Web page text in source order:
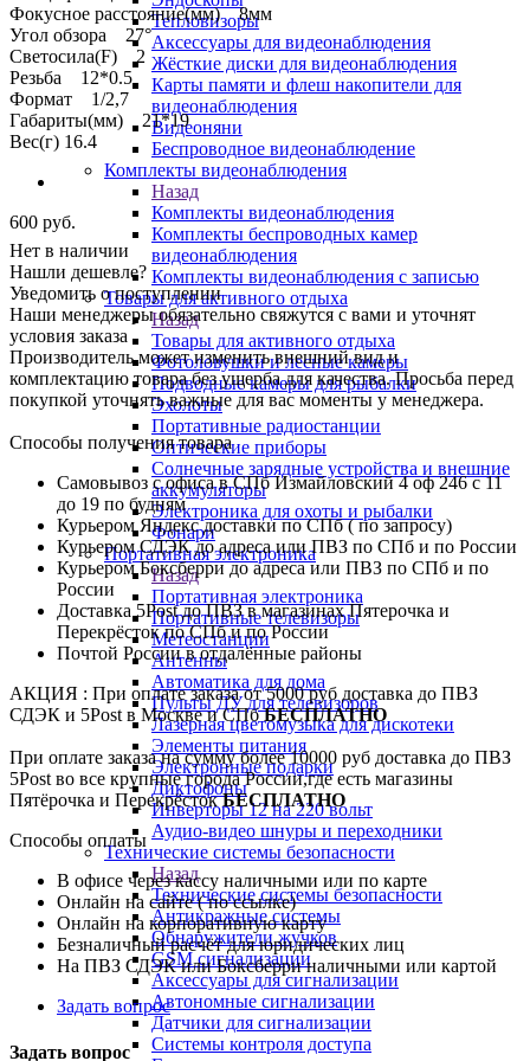
Тепловизоры
Аксессуары для видеонаблюдения
Жёсткие диски для видеонаблюдения
Карты памяти и флеш накопители для
видеонаблюдения
Видеоняни
Беспроводное видеонаблюдение
Комплекты видеонаблюдения
Назад
Комплекты видеонаблюдения
Комплекты беспроводных камер
видеонаблюдения
Комплекты видеонаблюдения с записью
Товары для активного отдыха
Назад
Товары для активного отдыха
Фотоловушки и лесные камеры
Подводные камеры для рыбалки
Эхолоты
Портативные радиостанции
Оптические приборы
Солнечные зарядные устройства и внешние
аккумуляторы
Электроника для охоты и рыбалки
Фонари
Портативная электроника
Назад
Портативная электроника
Портативные телевизоры
Метеостанции
Антенны
Автоматика для дома
Пульты ДУ для телевизоров
Лазерная цветомузыка для дискотеки
Элементы питания
Электронные подарки
Диктофоны
Инверторы 12 на 220 вольт
Аудио-видео шнуры и переходники
Технические системы безопасности
Назад
Технические системы безопасности
Антикражные системы
Обнаружители жучков
GSM сигнализации
Аксессуары для сигнализации
Автономные сигнализации
Датчики для сигнализации
Системы контроля доступа
Фокусное расстояние(мм) 8мм
Угол обзора 27°
Светосила(F) 2
Резьба 12*0.5
Формат 1/2,7
Габариты(мм) 21*19
Вес(г) 16.4
600 руб.
Нет в наличии
Нашли дешевле?
Уведомить о поступлении
Наши менеджеры обязательно свяжутся с вами и уточнят
условия заказа
Производитель может изменить внешний вид и
комплектацию товара без ущерба для качества. Просьба перед
покупкой уточнять важные для вас моменты у менеджера.
Способы получения товара
Самовывоз с офиса в СПб Измайловский 4 оф 246 с 11
до 19 по будням
Курьером Яндекс доставки по СПб ( по запросу)
Курьером СДЭК до адреса или ПВЗ по СПб и по России
Курьером Боксберри до адреса или ПВЗ по СПб и по
России
Доставка 5Post до ПВЗ в магазинах Пятерочка и
Перекрёсток по СПб и по России
Почтой России в отдалённые районы
АКЦИЯ : При оплате заказа от 5000 руб доставка до ПВЗ
СДЭК и 5Post в Москве и СПбБЕСПЛАТНО
При оплате заказа на сумму более 10000 руб доставка до ПВЗ
5Post во все крупные города России,где есть магазины
Пятёрочка и ПерекрёстокБЕСПЛАТНО
Способы оплаты
В офисе через кассу наличными или по карте
Онлайн на сайте ( по ссылке)
Онлайн на корпоративную карту
Безналичный расчёт для юридических лиц
На ПВЗ СДЭК или Боксберри наличными или картой
Задать вопрос
Задать вопрос